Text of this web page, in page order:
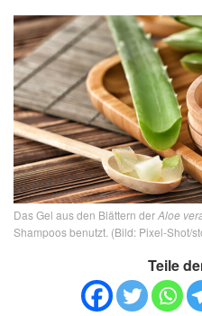
Das Gel aus den Blättern derAloe
Shampoos benutzt. (Bild: Pixel-Shot/
Teile